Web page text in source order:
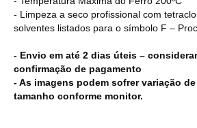
- Limpeza a seco profissional com
solventes listados para o símbolo F –
- Envio em até 2 dias úteis –
confirmação de pagamento
- As imagens podem sofrer variação
tamanho conforme monitor.